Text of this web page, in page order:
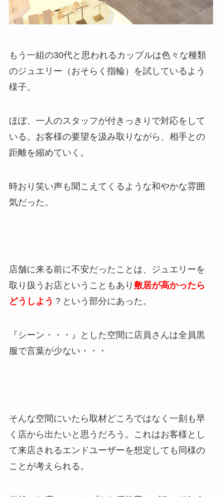
もう一組の30代と思われるカップルは色々な種類
のジュエリー（おそらく指輪）を試しているよう
様子。
ほぼ、一人のスタッフが付きっきりで対応をして
いる。お客様の要望を汲み取りながら、相手との
距離を縮めていく。
時おり笑い声も聞こえてくるような和やかな雰囲
気だった。
店舗に来る前に不安だったことは、ジュエリーを
取り扱うお店ということもあり 敷居が高かったら
どうしよう ？という部分にあった。
『シーン・・・』とした空間に店員さんは全員黒
服で言葉が少ない・・・
そんな空間にいたら取材どころではなく一刻も早
く店から出たいと思うだろう。これはお客様とし
て来店されるエンドユーザーを想定しても同様の
ことが考えられる。